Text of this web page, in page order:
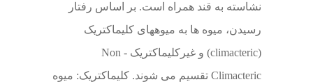
نشاسته به قند همراه است. بر اساس رفتار
رسیدن، میوه ها به میوه‏های کلیماکتریک
(climacteric) و غیرکلیماکتریک - Non
Climacteric تقسیم می شوند. کلیماکتریک: میوه